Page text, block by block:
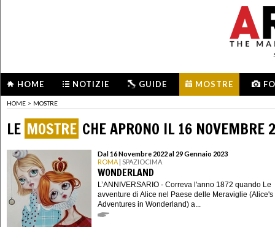
HOME NOTIZIE GUIDE MOSTRE
HOME > MOSTRE
LE MOSTRE CHE APRONO IL 16 NOVEMBRE
Dal 16 Novembre 2022 al 29 Gennaio 2023
ROMA | SPAZIOCIMA
WONDERLAND
L’ANNIVERSARIO - Correva l'anno 1872 quando Le
avventure di Alice nel Paese delle Meraviglie (Alice's
Adventures in Wonderland) a...